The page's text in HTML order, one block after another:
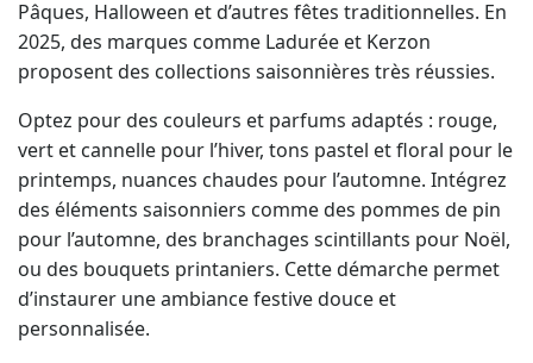
Pâques, Halloween et d’autres fêtes traditionnelles. En
2025, des marques comme Ladurée et Kerzon
proposent des collections saisonnières très réussies.
Optez pour des couleurs et parfums adaptés : rouge,
vert et cannelle pour l’hiver, tons pastel et floral pour le
printemps, nuances chaudes pour l’automne. Intégrez
des éléments saisonniers comme des pommes de pin
pour l’automne, des branchages scintillants pour Noël,
ou des bouquets printaniers. Cette démarche permet
d’instaurer une ambiance festive douce et
personnalisée.